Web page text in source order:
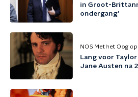
in Groot-
ondergang'
NOS Met het Oog
Lang voor
Jane Austen na